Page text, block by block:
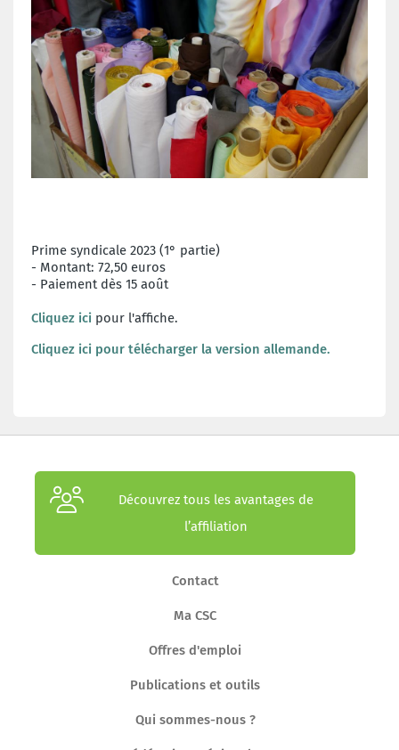
Prime syndicale 2023 (1° partie)
- Montant: 72,50 euros
- Paiement dès 15 août
Cliquez ici pour l'affiche.
Cliquez ici pour télécharger la version allemande.
Découvrez tous les avantages de
l’affiliation
Contact
Ma CSC
Offres d'emploi
Publications et outils
Qui sommes-nous ?